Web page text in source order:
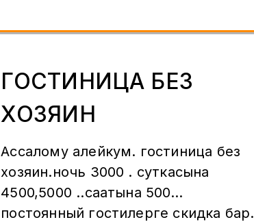
ГОСТИНИЦА БЕЗ
ХОЗЯИН
Ассалому алейкум. гостиница без
хозяин.ночь 3000 . суткасына
4500,5000 ..саатына 500...
постоянный гостилерге скидка бар.